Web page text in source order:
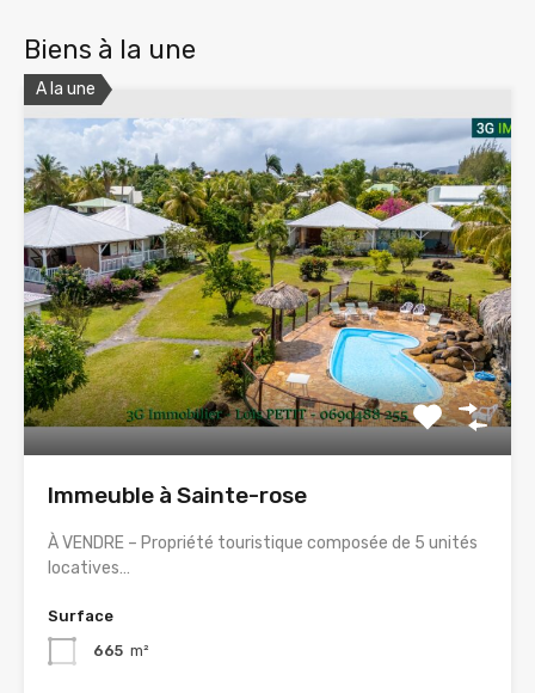
Biens à la une
A la une
Immeuble à Sainte-rose
À VENDRE – Propriété touristique composée de 5 unités
locatives…
Surface
665 m²